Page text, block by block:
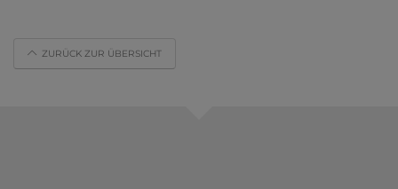
ZURÜCK ZUR ÜBERSICHT